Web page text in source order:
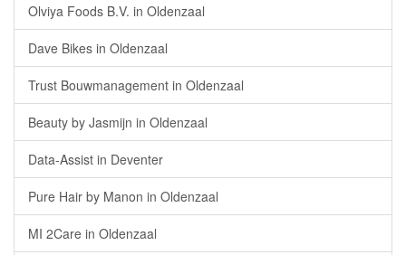
Olviya Foods B.V. in Oldenzaal
Dave Bikes in Oldenzaal
Trust Bouwmanagement in Oldenzaal
Beauty by Jasmijn in Oldenzaal
Data-Assist in Deventer
Pure Hair by Manon in Oldenzaal
MI 2Care in Oldenzaal